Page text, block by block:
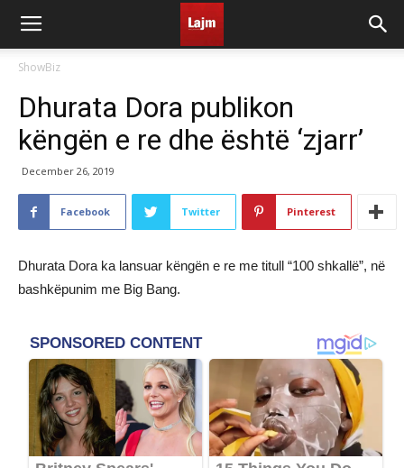
ShowBiz
Dhurata Dora publikon
këngën e re dhe është ‘zjarr’
December 26, 2019
Facebook Twitter Pinterest
Dhurata Dora ka lansuar këngën e re me titull “100 shkallë”, në
bashkëpunim me Big Bang.